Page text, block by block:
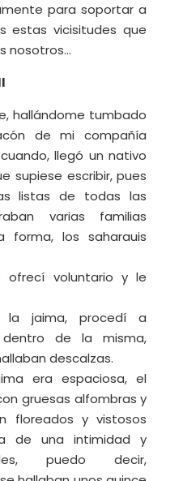
para soportar a
estas vicisitudes que
nosotros…
hallándome tumbado
de mi compañía
llegó un nativo
supiese escribir, pues
listas de todas las
varias familias
forma, los saharauis
ofrecí voluntario y le
jaima, procedí a
dentro de la misma,
descalzas.
era espaciosa, el
gruesas alfombras y
floreados y vistosos
de una intimidad y
puedo decir,